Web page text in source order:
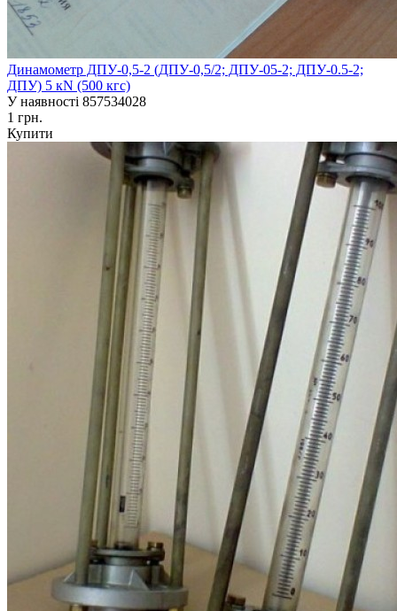
Динамометр ДПУ-0,5-2 (ДПУ-0,5/2; ДПУ-05-2; ДПУ-0.5-2;
ДПУ) 5 кN (500 кгс)
У наявності 857534028
1 грн.
Купити